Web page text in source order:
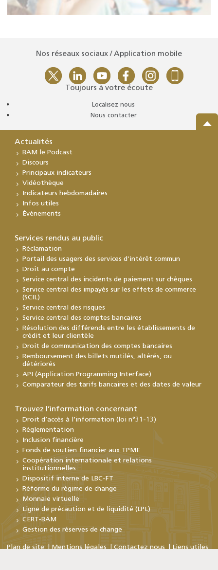
Nos réseaux sociaux / Application mobile
Toujours à votre écoute
Localisez nous
Nous contacter
Actualités
BAM le Podcast
Discours
Principaux indicateurs
Vidéothèque
Indicateurs hebdomadaires
Infos utiles
Événements
Services rendus au public
Réclamation
Portail des usagers des services d’intérêt commun
Droit au compte
Service central des incidents de paiement sur chèques
Service central des impayés sur les effets de commerce
(SCIL)
Service central des risques
Service central des comptes bancaires
Résolution des différends entre les établissements de
crédit et leur clientèle
Droit de communication des comptes bancaires
Remboursement des billets mutilés, altérés, ou
détériorés
API (Application Programming Interface)
Comparateur des tarifs bancaires et des dates de valeur
Trouvez l’information concernant
Droit d’accès à l’information (loi n°31-13)
Réglementation
Inclusion financière
Fonds de soutien financier aux TPME
Coopération internationale et relations
institutionnelles
Dispositif interne de LBC-FT
Réforme du régime de change
Monnaie virtuelle
Ligne de précaution et de liquidité (LPL)
CERT-BAM
Gestion des réserves de change
Plan de site Mentions légales Contactez nous Liens utiles